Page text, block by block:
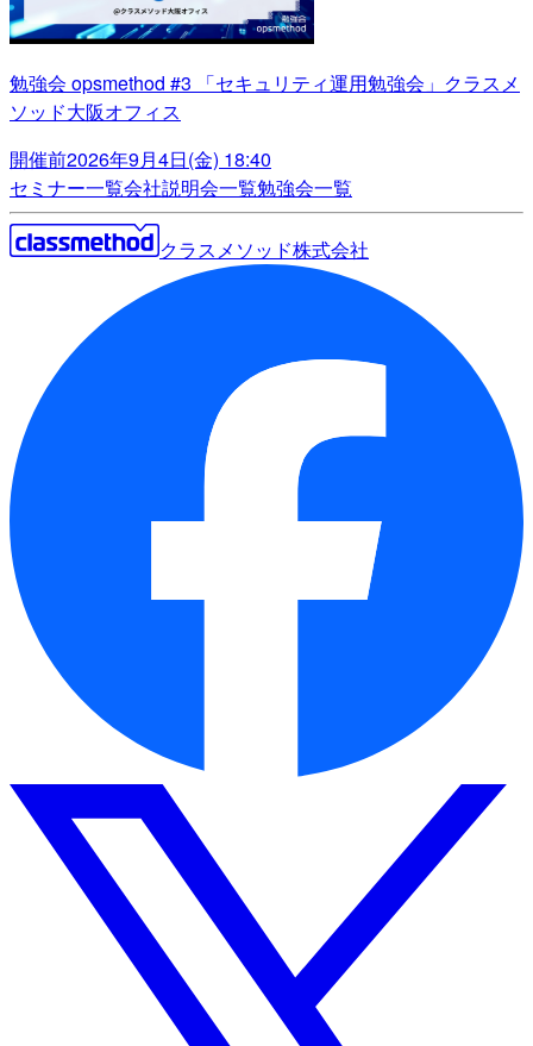
勉強会 opsmethod #3 「セキュリティ運用勉強会」クラスメ
ソッド大阪オフィス
開催前2026年9月4日(金) 18:40
セミナー一覧会社説明会一覧勉強会一覧
クラスメソッド株式会社